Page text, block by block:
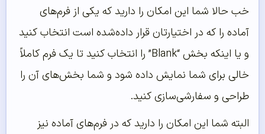
خب حالا شما این امکان را دارید که یکی از فرم‌های
آماده را که در اختیارتان قرار داده‌شده است انتخاب کنید
و یا اینکه بخش “Blank” را انتخاب کنید تا یک فرم کاملاً
خالی برای شما نمایش داده شود و شما بخش‌های آن را
طراحی و سفارشی‌سازی کنید.
البته شما این امکان را دارید که در فرم‌های آماده نیز